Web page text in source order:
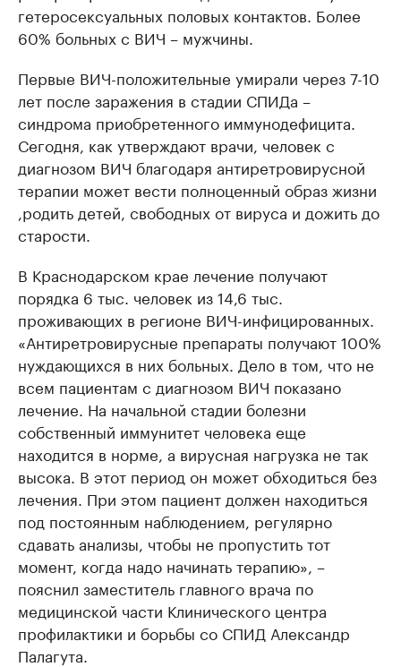
гетеросексуальных половых контактов. Более
60% больных с ВИЧ – мужчины.
Первые ВИЧ-положительные умирали через 7-10
лет после заражения в стадии СПИДа –
синдрома приобретенного иммунодефицита.
Сегодня, как утверждают врачи, человек с
диагнозом ВИЧ благодаря антиретровирусной
терапии может вести полноценный образ жизни
,родить детей, свободных от вируса и дожить до
старости.
В Краснодарском крае лечение получают
порядка 6 тыс. человек из 14,6 тыс.
проживающих в регионе ВИЧ-инфицированных.
«Антиретровирусные препараты получают 100%
нуждающихся в них больных. Дело в том, что не
всем пациентам с диагнозом ВИЧ показано
лечение. На начальной стадии болезни
собственный иммунитет человека еще
находится в норме, а вирусная нагрузка не так
высока. В этот период он может обходиться без
лечения. При этом пациент должен находиться
под постоянным наблюдением, регулярно
сдавать анализы, чтобы не пропустить тот
момент, когда надо начинать терапию», –
пояснил заместитель главного врача по
медицинской части Клинического центра
профилактики и борьбы со СПИД Александр
Палагута.